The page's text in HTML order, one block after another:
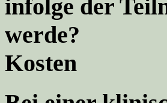
infolge der
werde?
Kosten